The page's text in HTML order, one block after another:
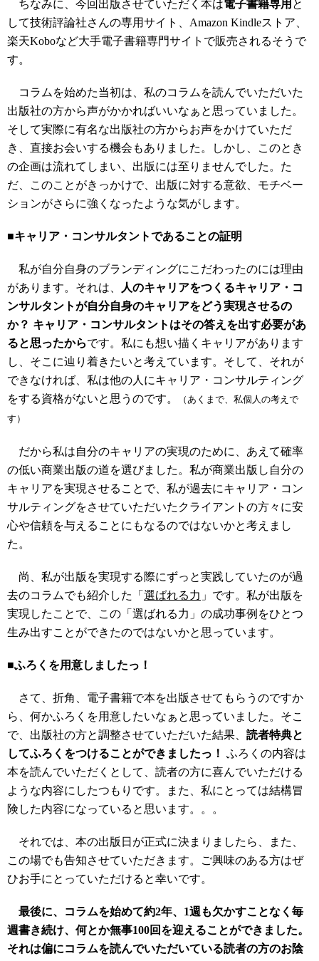
ちなみに、今回出版させていただく本は電子書籍専用 と
して技術評論社さんの専用サイト、Amazon Kindleストア、
楽天Koboなど大手電子書籍専門サイトで販売されるそうで
す。
コラムを始めた当初は、私のコラムを読んでいただいた
出版社の方から声がかかればいいなぁと思っていました。
そして実際に有名な出版社の方からお声をかけていただ
き、直接お会いする機会もありました。しかし、このとき
の企画は流れてしまい、出版には至りませんでした。た
だ、このことがきっかけで、出版に対する意欲、モチベー
ションがさらに強くなったような気がします。
■キャリア・コンサルタントであることの証明
私が自分自身のブランディングにこだわったのには理由
があります。それは、
人のキャリアをつくるキャリア・コ
ンサルタントが自分自身のキャリアをどう実現させるの
か？ キャリア・コンサルタントはその答えを出す必要があ
ると思ったからです。私にも想い描くキャリアがあります
し、そこに辿り着きたいと考えています。そして、それが
できなければ、私は他の人にキャリア・コンサルティング
をする資格がないと思うのです。
（あくまで、私個人の考えで
す）
だから私は自分のキャリアの実現のために、あえて確率
の低い商業出版の道を選びました。私が商業出版し自分の
キャリアを実現させることで、私が過去にキャリア・コン
サルティングをさせていただいたクライアントの方々に安
心や信頼を与えることにもなるのではないかと考えまし
た。
尚、私が出版を実現する際にずっと実践していたのが過
去のコラムでも紹介した「 選ばれる力 」です。私が出版を
実現したことで、この「選ばれる力」の成功事例をひとつ
生み出すことができたのではないかと思っています。
■ふろくを用意しましたっ！
さて、折角、電子書籍で本を出版させてもらうのですか
ら、何かふろくを用意したいなぁと思っていました。そこ
で、出版社の方と調整させていただいた結果、 読者特典と
してふろくをつけることができましたっ！ ふろくの内容は
本を読んでいただくとして、読者の方に喜んでいただける
ような内容にしたつもりです。また、私にとっては結構冒
険した内容になっていると思います。。。
それでは、本の出版日が正式に決まりましたら、また、
この場でも告知させていただきます。ご興味のある方はぜ
ひお手にとっていただけると幸いです。
最後に、コラムを始めて約2年、1週も欠かすことなく毎
週書き続け、何とか無事100回を迎えることができました。
それは偏にコラムを読んでいただいている読者の方のお陰